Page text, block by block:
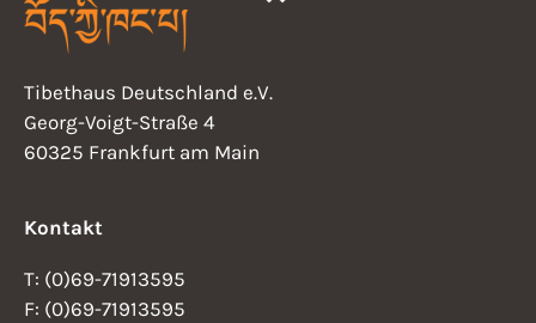
Tibethaus Deutschland e.V.
Georg-Voigt-Straße 4
60325 Frankfurt am Main
Kontakt
T: (0)69-71913595
F: (0)69-71913595